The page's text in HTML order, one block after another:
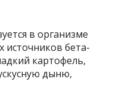
в организме
источников бета-
картофель,
дыню,